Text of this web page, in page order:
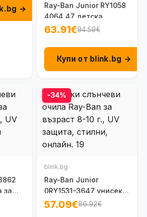
→
Ray-Ban Junior RY1058
4064 47 детска
унисекс рамка за 8-
63.91€94.59€
Купи от blink.bg →
за
- 10
-34%
blink.bg
Ray-Ban Junior
0RY1531-3647 унисекс
8-10 г.
57.09€86.92€